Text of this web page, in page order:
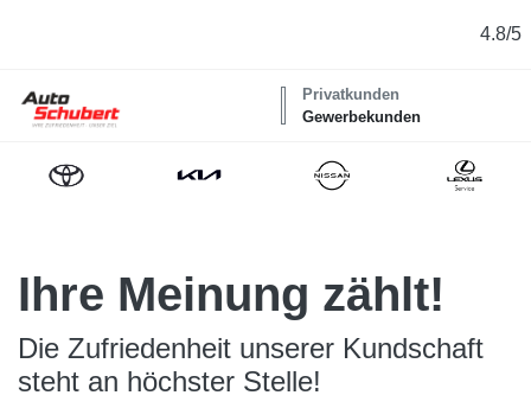
4.8/5
Privatkunden
Gewerbekunden
Ihre Meinung zählt!
Die Zufriedenheit unserer Kundschaft
steht an höchster Stelle!